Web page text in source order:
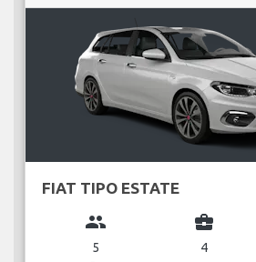
FIAT TIPO ESTATE
group
5
business_center
4